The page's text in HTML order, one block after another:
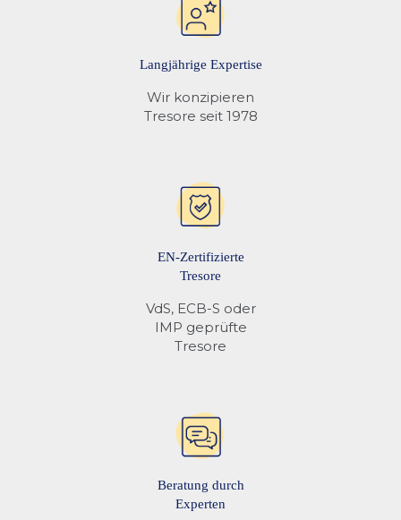
Versicherungsschutz sicherzustellen.
(inkl. Spaeter bezahlen),Google Pay
bezahlen. Zudem stehen Ihnen die klassische
Vorkasse per Ueberweisungsowie
Langjährige Expertise
Wir konzipieren
Tresore seit 1978
EN-Zertifizierte
Tresore
VdS, ECB-S oder
IMP geprüfte
Tresore
Beratung durch
Experten